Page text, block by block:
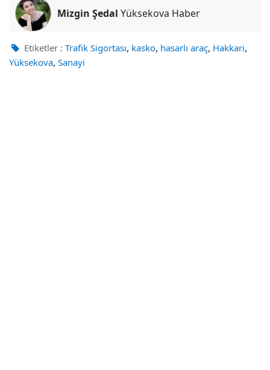
Mizgin Şedal Yüksekova Haber
Etiketler : Trafik Sigortası, kasko, hasarlı araç, Hakkari,
Yüksekova, Sanayi